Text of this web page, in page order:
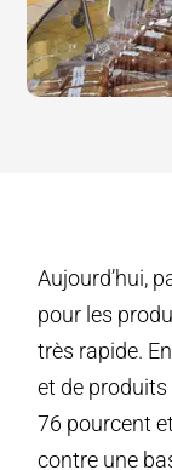
Aujourd’hui,
pour les
très rapide.
et de
76 pourcent
contre une